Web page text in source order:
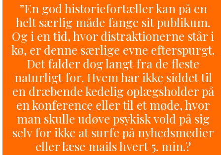
”En god historiefortæller kan på en
helt særlig måde fange sit publikum.
Og i en tid, hvor distraktionerne står i
kø, er denne særlige evne efterspurgt.
Det falder dog langt fra de fleste
naturligt for. Hvem har ikke siddet til
en dræbende kedelig oplægsholder på
en konference eller til et møde, hvor
man skulle udøve psykisk vold på sig
selv for ikke at surfe på nyhedsmedier
eller læse mails hvert 5. min.?